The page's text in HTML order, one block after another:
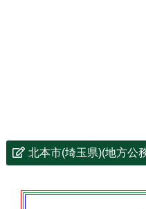
北本市(埼玉県)(地方公